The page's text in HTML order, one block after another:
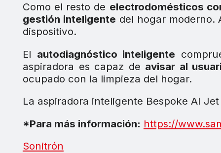
Como el resto de electrodomésticos
gestión inteligente del hogar moderno.
dispositivo.
El autodiagnóstico inteligente
aspiradora es capaz de avisar al
ocupado con la limpieza del hogar.
La aspiradora inteligente Bespoke AI
*Para más información: https://
Sonitrón